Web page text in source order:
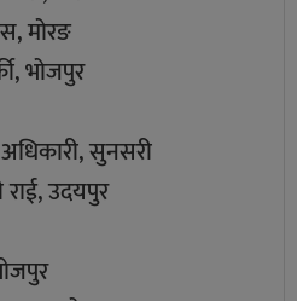
मोरङ
भोजपुर
सुनसरी
उदयपुर